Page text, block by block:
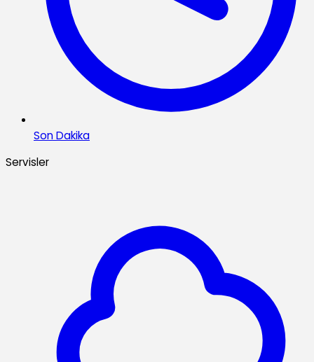
Son Dakika
Servisler